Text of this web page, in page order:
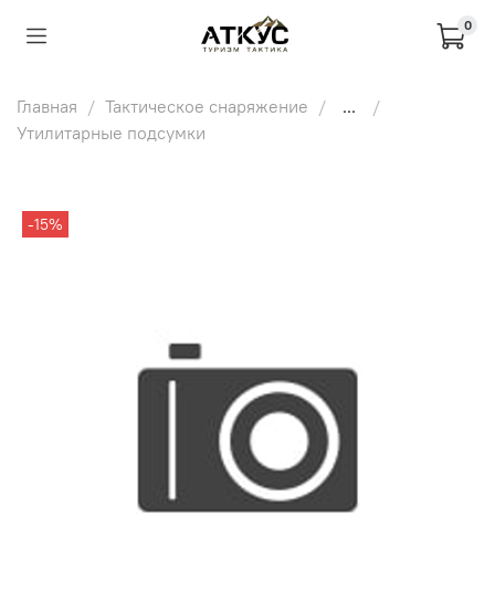
0
Главная Тактическое снаряжение
...
Утилитарные подсумки
-15%